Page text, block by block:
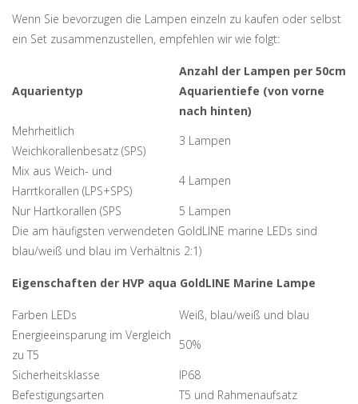
Wenn Sie bevorzugen die Lampen einzeln zu kaufen oder selbst
ein Set zusammenzustellen, empfehlen wir wie folgt:
Aquarientyp
Anzahl der Lampen per 50cm
Aquarientiefe (von vorne
nach hinten)
Mehrheitlich
Weichkorallenbesatz (SPS)
3 Lampen
Mix aus Weich- und
Harrtkorallen (LPS+SPS)
4 Lampen
Nur Hartkorallen (SPS
5 Lampen
Die am häufigsten verwendeten GoldLINE marine LEDs sind
blau/weiß und blau im Verhältnis 2:1)
Eigenschaften der HVP aqua GoldLINE Marine Lampe
Farben LEDs
Weiß, blau/weiß und blau
Energieeinsparung im Vergleich
zu T5
50%
Sicherheitsklasse
IP68
Befestigungsarten
T5 und Rahmenaufsatz